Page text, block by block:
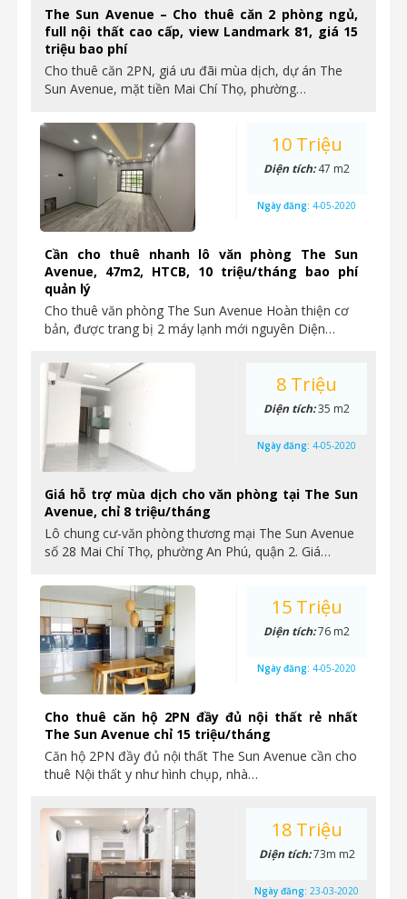
The Sun Avenue – Cho thuê căn 2 phòng ngủ,
full nội thất cao cấp, view Landmark 81, giá 15
triệu bao phí
Cho thuê căn 2PN, giá ưu đãi mùa dịch, dự án The
Sun Avenue, mặt tiền Mai Chí Thọ, phường…
Cần cho thuê nhanh lô văn phòng The Sun
Avenue, 47m2, HTCB, 10 triệu/tháng bao phí
quản lý
Cho thuê văn phòng The Sun Avenue Hoàn thiện cơ
bản, được trang bị 2 máy lạnh mới nguyên Diện…
10 Triệu
Diện tích:47 m2
Ngày đăng: 4-05-2020
Giá hỗ trợ mùa dịch cho văn phòng tại The Sun
Avenue, chỉ 8 triệu/tháng
Lô chung cư-văn phòng thương mại The Sun Avenue
số 28 Mai Chí Thọ, phường An Phú, quận 2. Giá…
8 Triệu
Diện tích:35 m2
Ngày đăng: 4-05-2020
Cho thuê căn hộ 2PN đầy đủ nội thất rẻ nhất
The Sun Avenue chỉ 15 triệu/tháng
Căn hộ 2PN đầy đủ nội thất The Sun Avenue cần cho
thuê Nội thất y như hình chụp, nhà…
15 Triệu
Diện tích:76 m2
Ngày đăng: 4-05-2020
18 Triệu
Diện tích:73m m2
Ngày đăng: 23-03-2020